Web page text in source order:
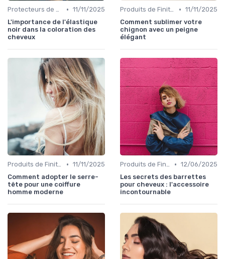
Protecteurs de Couleur • 11/11/2025
L'importance de l'élastique
noir dans la coloration des
cheveux
Produits de Finition et de Coiffage • 11/11/2025
Comment sublimer votre
chignon avec un peigne
élégant
Produits de Finition et de Coiffage • 11/11/2025
Comment adopter le serre-
tête pour une coiffure
homme moderne
Produits de Finition et de Coiffage • 12/06/2025
Les secrets des barrettes
pour cheveux : l'accessoire
incontournable